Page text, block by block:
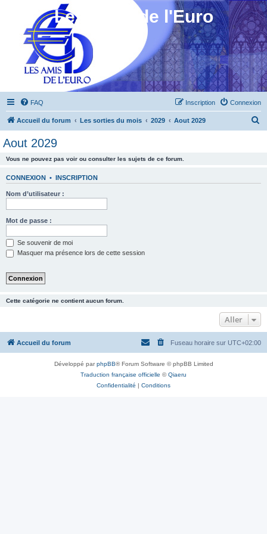
Les Amis de l'Euro
FAQ Connexion
Inscription
Accueil du forum Les sorties du mois 2029 Aout 2029
Aout 2029
Vous ne pouvez pas voir ou consulter les sujets de ce forum.
CONNEXION • INSCRIPTION
Nom d’utilisateur :
Mot de passe :
Se souvenir de moi
Masquer ma présence lors de cette session
Cette catégorie ne contient aucun forum.
Aller
Accueil du forum Fuseau horaire sur UTC+02:00
Développé parphpBB® Forum Software © phpBB Limited
Traduction française officielle ©Qiaeru
Confidentialité | Conditions